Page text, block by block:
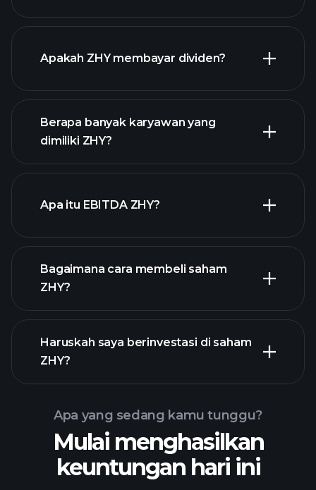
pendapatan ZHY
laporan
keuangan
Apakah ZHY membayar dividen?
Berapa banyak karyawan yang
dimiliki ZHY?
Apa itu EBITDA ZHY?
laporan keuangan
ZHY
Bagaimana cara membeli saham
ZHY?
Turnamen
Playtrade
broker yang
Haruskah saya berinvestasi di saham
ZHY?
Apa yang sedang kamu tunggu?
Mulai menghasilkan
keuntungan hari ini